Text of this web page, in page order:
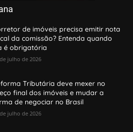
de imóveis precisa emitir nota
da comissão? Entenda quando
é obrigatória
julho de 2026
Tributária deve mexer no
final dos imóveis e mudar a
de negociar no Brasil
julho de 2026